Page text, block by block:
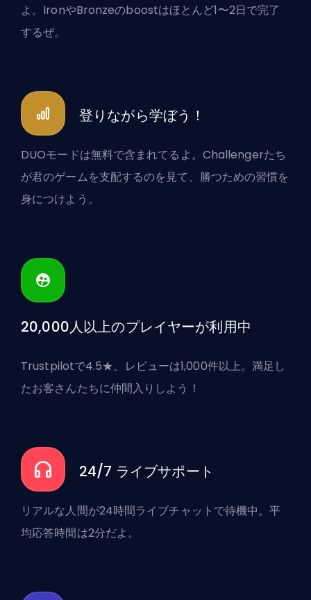
よ。IronやBronzeのboostはほとんど1〜2日で完了
するぜ。
登りながら学ぼう！
DUOモードは無料で含まれてるよ。Challengerたち
が君のゲームを支配するのを見て、勝つための習慣を
身につけよう。
20,000人以上のプレイヤーが利用中
Trustpilotで4.5★、レビューは1,000件以上。満足し
たお客さんたちに仲間入りしよう！
24/7 ライブサポート
リアルな人間が24時間ライブチャットで待機中。平
均応答時間は2分だよ。